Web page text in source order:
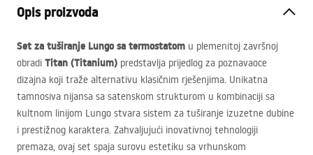
Opis proizvoda
Set za tuširanje Lungo sa termostatom u plemenitoj završnoj
obradi Titan (Titanium) predstavlja prijedlog za poznavaoce
dizajna koji traže alternativu klasičnim rješenjima. Unikatna
tamnosiva nijansa sa satenskom strukturom u kombinaciji sa
kultnom linijom Lungo stvara sistem za tuširanje izuzetne dubine
i prestižnog karaktera. Zahvaljujući inovativnoj tehnologiji
premaza, ovaj set spaja surovu estetiku sa vrhunskom